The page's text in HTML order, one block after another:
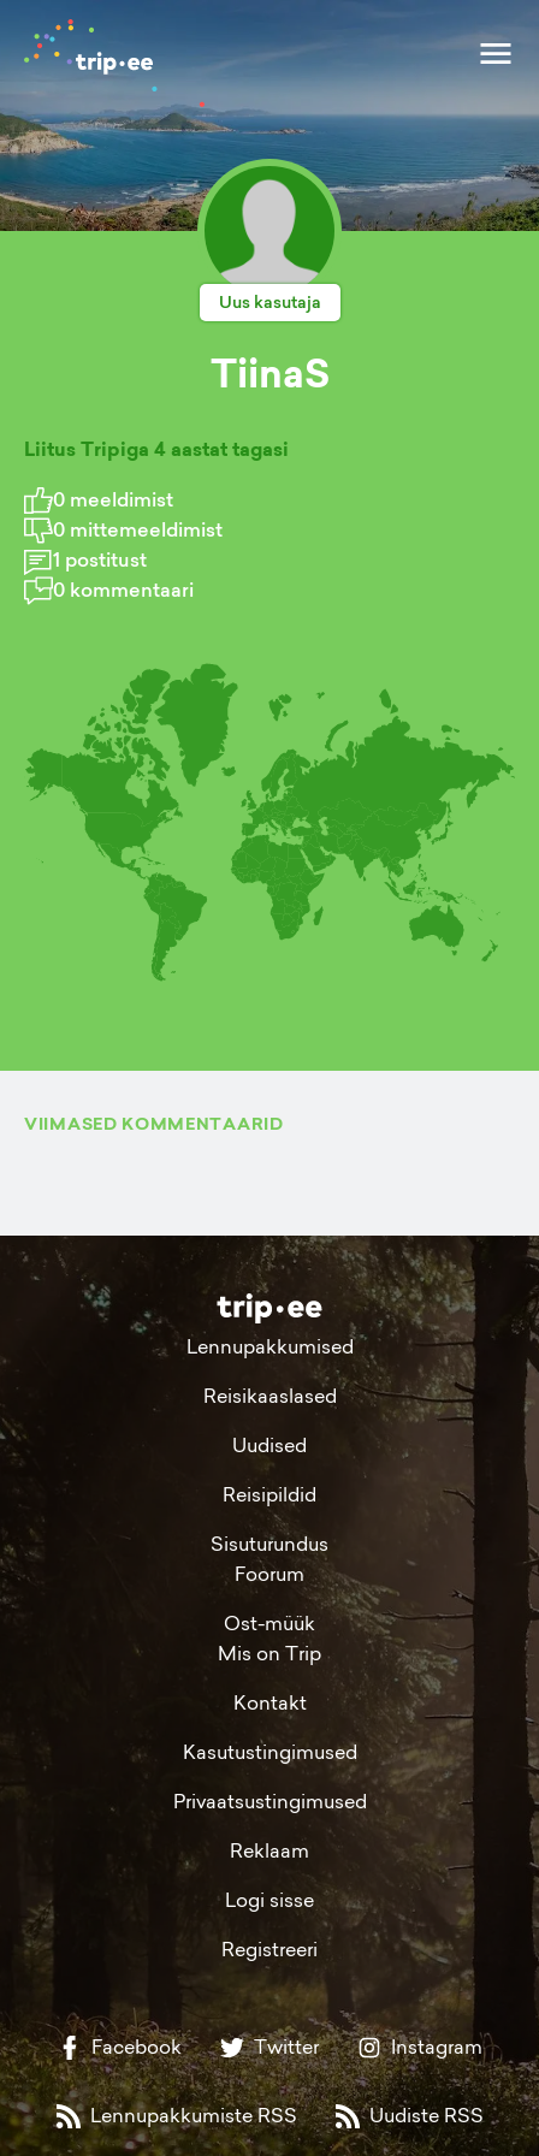
Uus kasutaja
TiinaS
Liitus Tripiga 4 aastat tagasi
0 meeldimist
0 mittemeeldimist
1 postitust
0 kommentaari
VIIMASED KOMMENTAARID
Lennupakkumised
Reisikaaslased
Uudised
Reisipildid
Sisuturundus
Foorum
Ost-müük
Mis on Trip
Kontakt
Kasutustingimused
Privaatsustingimused
Reklaam
Logi sisse
Registreeri
Facebook Twitter Instagram
Lennupakkumiste RSS Uudiste RSS